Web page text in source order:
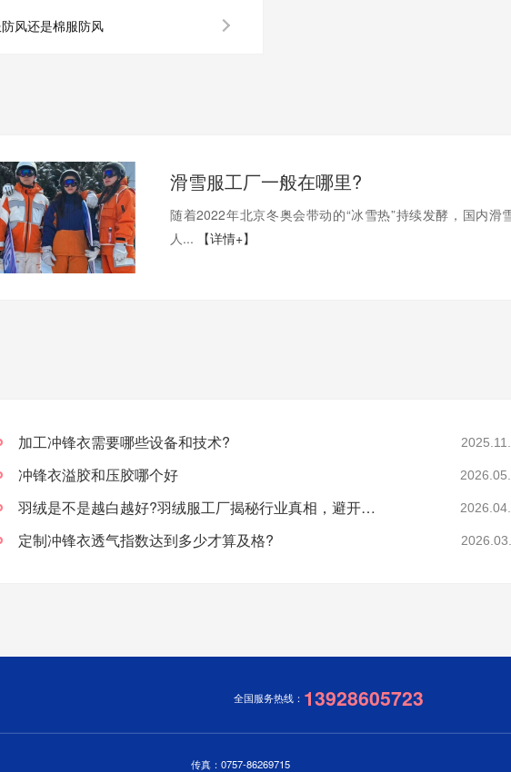
风还是棉服防风
滑雪服工厂一般在哪里?
随着2022年北京冬奥会带动的“冰雪热”持续发酵，国内滑
人...
【详情+】
加工冲锋衣需要哪些设备和技术?
冲锋衣溢胶和压胶哪个好
羽绒是不是越白越好?羽绒服工厂揭秘行业真相，避开漂白绒陷阱
定制冲锋衣透气指数达到多少才算及格?
全国服务热线： 13928605723
传真：0757-86269715